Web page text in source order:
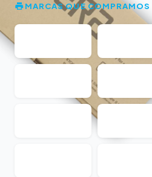
MARCAS QUE COMPRAMOS